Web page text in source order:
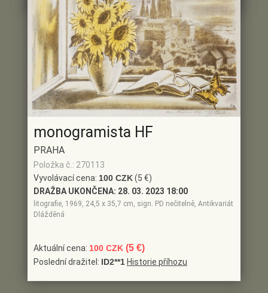
monogramista HF
PRAHA
Položka č.: 270113
Vyvolávací cena: 100 CZK(5 €)
DRAŽBA UKONČENA: 28. 03. 2023 18:00
litografie, 1969, 24,5 x 35,7 cm, sign. PD nečitelně, Antikvariát
Dlážděná
Aktuální cena: 100 CZK (5 €)
Poslední dražitel: ID2**1 Historie příhozu